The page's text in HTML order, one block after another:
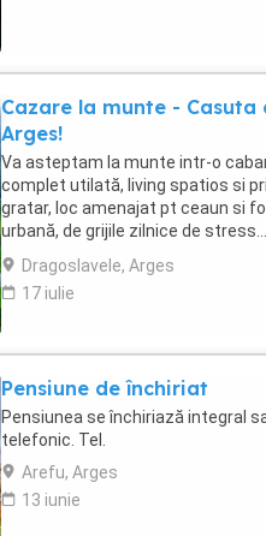
Cazare la munte -
Arges!
Va asteptam la munte intr-o
complet utilată, living spatios si
gratar, loc amenajat pt ceaun si
urbană, de grijile zilnice de
susurul ...
Dragoslavele, Arges
17 iulie
Pensiune de închiriat
Pensiunea se închiriază integral
telefonic. Tel.
Arefu, Arges
13 iunie